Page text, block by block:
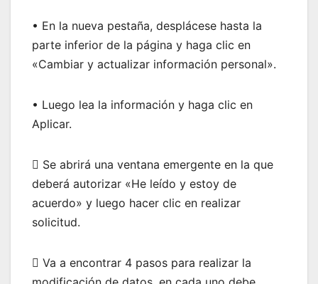
• En la nueva pestaña, desplácese hasta la
parte inferior de la página y haga clic en
«Cambiar y actualizar información personal».
• Luego lea la información y haga clic en
Aplicar.
 Se abrirá una ventana emergente en la que
deberá autorizar «He leído y estoy de
acuerdo» y luego hacer clic en realizar
solicitud.
 Va a encontrar 4 pasos para realizar la